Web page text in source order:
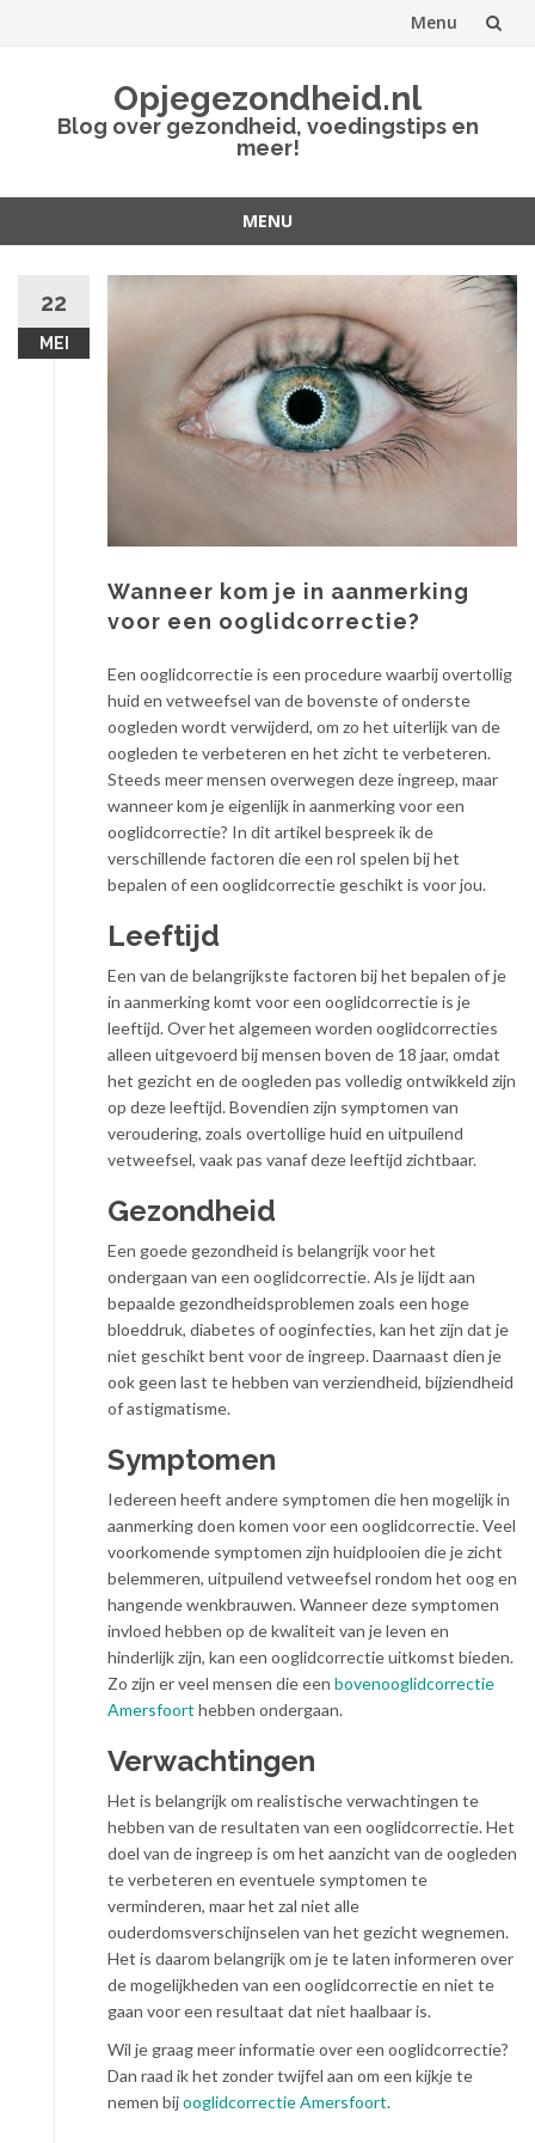
Menu
Opjegezondheid.nl
Blog over gezondheid, voedingstips en
meer!
MENU
inhoud22
MEI
Wanneer kom je in aanmerking
voor een ooglidcorrectie?
Een ooglidcorrectie is een procedure waarbij overtollig
huid en vetweefsel van de bovenste of onderste
oogleden wordt verwijderd, om zo het uiterlijk van de
oogleden te verbeteren en het zicht te verbeteren.
Steeds meer mensen overwegen deze ingreep, maar
wanneer kom je eigenlijk in aanmerking voor een
ooglidcorrectie? In dit artikel bespreek ik de
verschillende factoren die een rol spelen bij het
bepalen of een ooglidcorrectie geschikt is voor jou.
Leeftijd
Een van de belangrijkste factoren bij het bepalen of je
in aanmerking komt voor een ooglidcorrectie is je
leeftijd. Over het algemeen worden ooglidcorrecties
alleen uitgevoerd bij mensen boven de 18 jaar, omdat
het gezicht en de oogleden pas volledig ontwikkeld zijn
op deze leeftijd. Bovendien zijn symptomen van
veroudering, zoals overtollige huid en uitpuilend
vetweefsel, vaak pas vanaf deze leeftijd zichtbaar.
Gezondheid
Een goede gezondheid is belangrijk voor het
ondergaan van een ooglidcorrectie. Als je lijdt aan
bepaalde gezondheidsproblemen zoals een hoge
bloeddruk, diabetes of ooginfecties, kan het zijn dat je
niet geschikt bent voor de ingreep. Daarnaast dien je
ook geen last te hebben van verziendheid, bijziendheid
of astigmatisme.
Symptomen
Iedereen heeft andere symptomen die hen mogelijk in
aanmerking doen komen voor een ooglidcorrectie. Veel
voorkomende symptomen zijn huidplooien die je zicht
belemmeren, uitpuilend vetweefsel rondom het oog en
hangende wenkbrauwen. Wanneer deze symptomen
invloed hebben op de kwaliteit van je leven en
hinderlijk zijn, kan een ooglidcorrectie uitkomst bieden.
Zo zijn er veel mensen die een bovenooglidcorrectie
Amersfoort hebben ondergaan.
Verwachtingen
Het is belangrijk om realistische verwachtingen te
hebben van de resultaten van een ooglidcorrectie. Het
doel van de ingreep is om het aanzicht van de oogleden
te verbeteren en eventuele symptomen te
verminderen, maar het zal niet alle
ouderdomsverschijnselen van het gezicht wegnemen.
Het is daarom belangrijk om je te laten informeren over
de mogelijkheden van een ooglidcorrectie en niet te
gaan voor een resultaat dat niet haalbaar is.
Wil je graag meer informatie over een ooglidcorrectie?
Dan raad ik het zonder twijfel aan om een kijkje te
nemen bijooglidcorrectie Amersfoort.